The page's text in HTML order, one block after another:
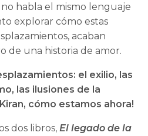
habla el mismo lenguaje
explorar cómo estas
acaban
de una historia de amor.
el exilio, las
las ilusiones de la
cómo estamos ahora!
dos libros,El legado de la